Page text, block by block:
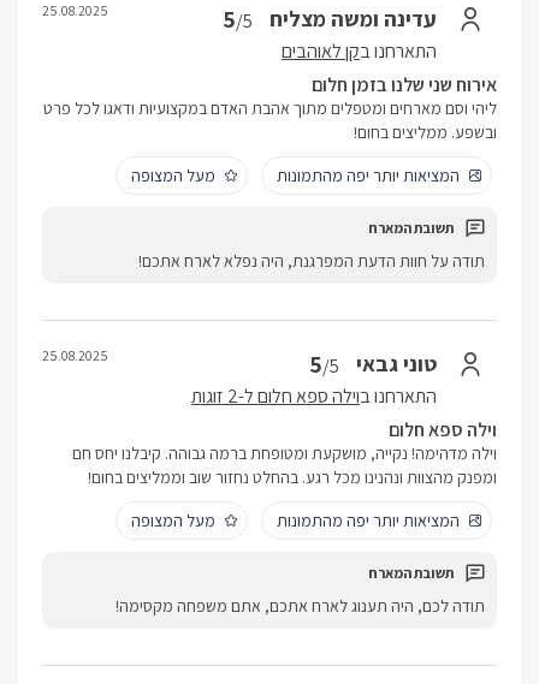
עדינה ומשה מצליח 5/5
התארחנו בקן לאוהבים
25.08.2025
אירוח שני שלנו בזמן חלום
ליהי וסם מארחים ומטפלים מתוך אהבת האדם במקצועיות ודאגו לכל פרט
ובשפע. ממליצים בחום!
המציאות יותר יפה מהתמונות
מעל המצופה
תודה על חוות הדעת המפרגנת, היה נפלא לארח אתכם!
טוני גבאי 5/5
התארחנו בוילה ספא חלום ל-2 זוגות
25.08.2025
וילה ספא חלום
וילה מדהימה! נקייה, מושקעת ומטופחת ברמה גבוהה. קיבלנו יחס חם
ומפנק מהצוות ונהנינו מכל רגע. בהחלט נחזור שוב וממליצים בחום!
המציאות יותר יפה מהתמונות
מעל המצופה
תודה לכם, היה תענוג לארח אתכם, אתם משפחה מקסימה!